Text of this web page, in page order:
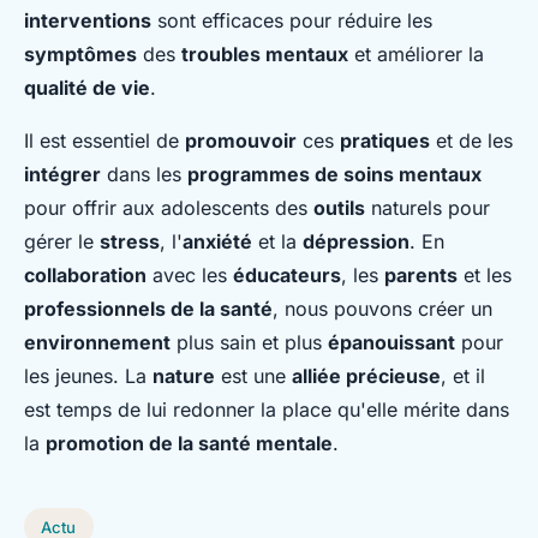
interventions sont efficaces pour réduire les
symptômes des troubles mentaux et améliorer la
qualité de vie.
Il est essentiel de promouvoir ces pratiques et de les
intégrer dans les programmes de soins mentaux
pour offrir aux adolescents des outils naturels pour
gérer le stress, l'anxiété et la dépression. En
collaboration avec les éducateurs, les parents et les
professionnels de la santé, nous pouvons créer un
environnement plus sain et plus épanouissant pour
les jeunes. La nature est une alliée précieuse, et il
est temps de lui redonner la place qu'elle mérite dans
la promotion de la santé mentale.
Actu